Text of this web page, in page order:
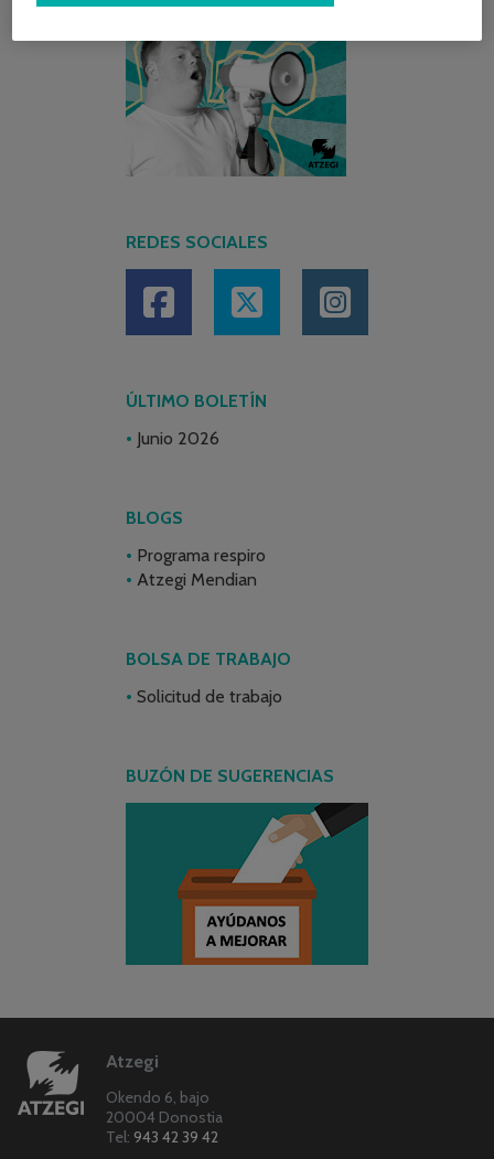
REDES SOCIALES
ÚLTIMO BOLETÍN
Junio 2026
BLOGS
Programa respiro
Atzegi Mendian
BOLSA DE TRABAJO
Solicitud de trabajo
BUZÓN DE SUGERENCIAS
Atzegi
Okendo 6, bajo
20004 Donostia
Tel: 943 42 39 42